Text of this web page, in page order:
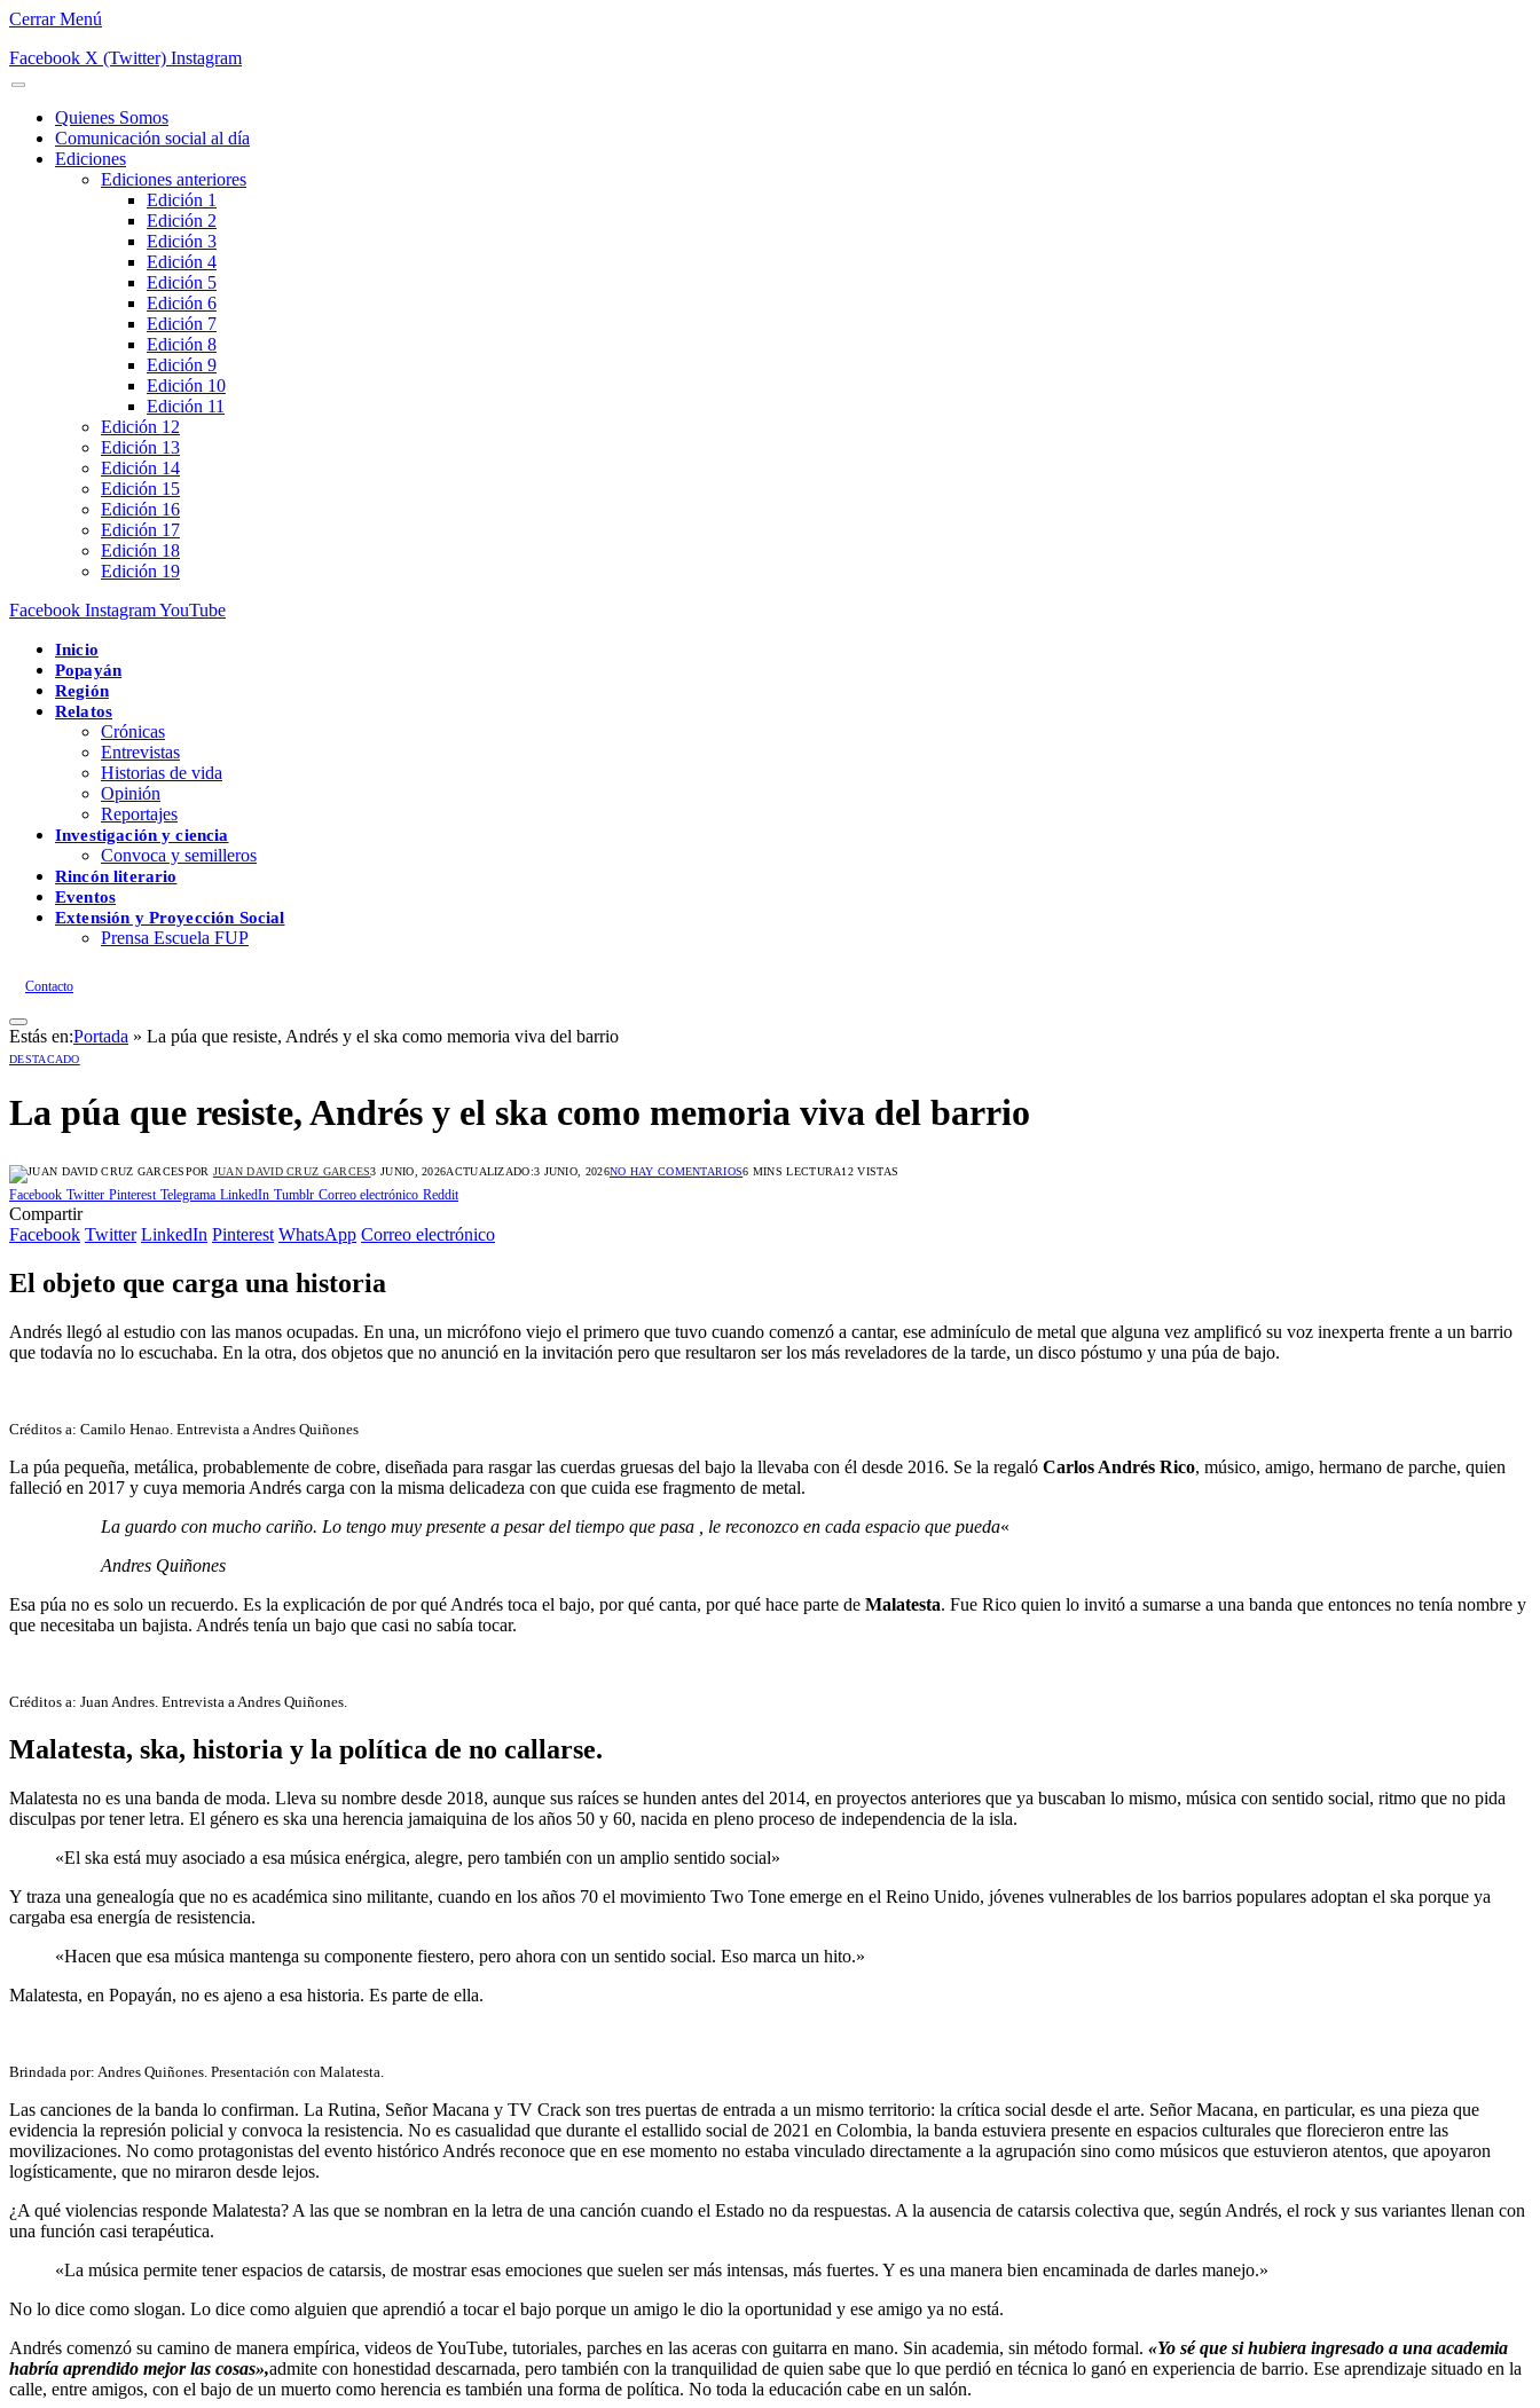
Cerrar Menú
Facebook X (Twitter) Instagram
Quienes Somos
Comunicación social al día
Ediciones
Ediciones anteriores
Edición 1
Edición 2
Edición 3
Edición 4
Edición 5
Edición 6
Edición 7
Edición 8
Edición 9
Edición 10
Edición 11
Edición 12
Edición 13
Edición 14
Edición 15
Edición 16
Edición 17
Edición 18
Edición 19
Facebook InstagramYouTube
Inicio
Popayán
Región
Relatos
Crónicas
Entrevistas
Historias de vida
Opinión
Reportajes
Investigación y ciencia
Convoca y semilleros
Rincón literario
Eventos
Extensión y Proyección Social
Prensa Escuela FUP
Contacto
Estás en:Portada » La púa que resiste, Andrés y el ska como memoria viva del barrio
DESTACADO
La púa que resiste, Andrés y el ska como memoria viva del barrio
POR JUAN DAVID CRUZ GARCES3 JUNIO, 2026ACTUALIZADO:3 JUNIO, 2026NO HAY COMENTARIOS6 MINS LECTURA12VISTAS
Facebook Twitter Pinterest Telegrama LinkedIn Tumblr Correo electrónico Reddit
Compartir
Facebook Twitter LinkedIn Pinterest WhatsApp Correo electrónico
El objeto que carga una historia
Andrés llegó al estudio con las manos ocupadas. En una, un micrófono viejo el primero que tuvo cuando comenzó a cantar, ese adminículo de metal que alguna vez amplificó su voz inexperta frente a un barrio
que todavía no lo escuchaba. En la otra, dos objetos que no anunció en la invitación pero que resultaron ser los más reveladores de la tarde, un disco póstumo y una púa de bajo.
Créditos a: Camilo Henao. Entrevista a Andres Quiñones
La púa pequeña, metálica, probablemente de cobre, diseñada para rasgar las cuerdas gruesas del bajo la llevaba con él desde 2016. Se la regaló Carlos Andrés Rico, músico, amigo, hermano de parche, quien
falleció en 2017 y cuya memoria Andrés carga con la misma delicadeza con que cuida ese fragmento de metal.
La guardo con mucho cariño. Lo tengo muy presente a pesar del tiempo que pasa , le reconozco en cada espacio que pueda«
Andres Quiñones
Esa púa no es solo un recuerdo. Es la explicación de por qué Andrés toca el bajo, por qué canta, por qué hace parte de Malatesta. Fue Rico quien lo invitó a sumarse a una banda que entonces no tenía nombre y
que necesitaba un bajista. Andrés tenía un bajo que casi no sabía tocar.
Créditos a: Juan Andres. Entrevista a Andres Quiñones.
Malatesta, ska, historia y la política de no callarse.
Malatesta no es una banda de moda. Lleva su nombre desde 2018, aunque sus raíces se hunden antes del 2014, en proyectos anteriores que ya buscaban lo mismo, música con sentido social, ritmo que no pida
disculpas por tener letra. El género es ska una herencia jamaiquina de los años 50 y 60, nacida en pleno proceso de independencia de la isla.
«El ska está muy asociado a esa música enérgica, alegre, pero también con un amplio sentido social»
Y traza una genealogía que no es académica sino militante, cuando en los años 70 el movimiento Two Tone emerge en el Reino Unido, jóvenes vulnerables de los barrios populares adoptan el ska porque ya
cargaba esa energía de resistencia.
«Hacen que esa música mantenga su componente fiestero, pero ahora con un sentido social. Eso marca un hito.»
Malatesta, en Popayán, no es ajeno a esa historia. Es parte de ella.
Brindada por: Andres Quiñones. Presentación con Malatesta.
Las canciones de la banda lo confirman. La Rutina, Señor Macana y TV Crack son tres puertas de entrada a un mismo territorio: la crítica social desde el arte. Señor Macana, en particular, es una pieza que
evidencia la represión policial y convoca la resistencia. No es casualidad que durante el estallido social de 2021 en Colombia, la banda estuviera presente en espacios culturales que florecieron entre las
movilizaciones. No como protagonistas del evento histórico Andrés reconoce que en ese momento no estaba vinculado directamente a la agrupación sino como músicos que estuvieron atentos, que apoyaron
logísticamente, que no miraron desde lejos.
¿A qué violencias responde Malatesta? A las que se nombran en la letra de una canción cuando el Estado no da respuestas. A la ausencia de catarsis colectiva que, según Andrés, el rock y sus variantes llenan con
una función casi terapéutica.
«La música permite tener espacios de catarsis, de mostrar esas emociones que suelen ser más intensas, más fuertes. Y es una manera bien encaminada de darles manejo.»
No lo dice como slogan. Lo dice como alguien que aprendió a tocar el bajo porque un amigo le dio la oportunidad y ese amigo ya no está.
Andrés comenzó su camino de manera empírica, videos de YouTube, tutoriales, parches en las aceras con guitarra en mano. Sin academia, sin método formal. «Yo sé que si hubiera ingresado a una academia
habría aprendido mejor las cosas»,admite con honestidad descarnada, pero también con la tranquilidad de quien sabe que lo que perdió en técnica lo ganó en experiencia de barrio. Ese aprendizaje situado en la
calle, entre amigos, con el bajo de un muerto como herencia es también una forma de política. No toda la educación cabe en un salón.